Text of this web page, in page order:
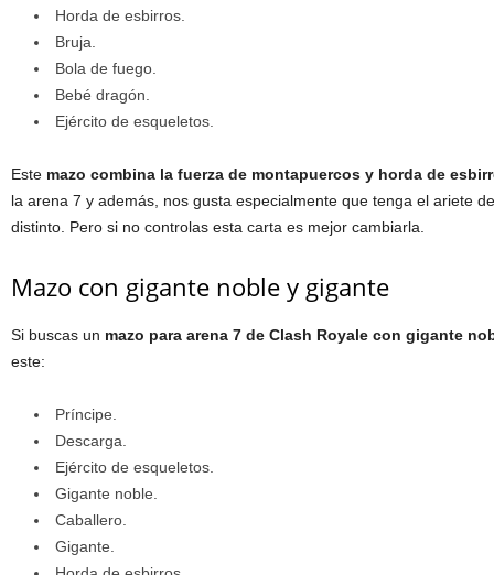
Horda de esbirros.
Bruja.
Bola de fuego.
Bebé dragón.
Ejército de esqueletos.
Este mazo combina la fuerza de montapuercos y horda de
la arena 7 y además, nos gusta especialmente que tenga el ariete
distinto. Pero si no controlas esta carta es mejor cambiarla.
Mazo con gigante noble y gigante
Si buscas un mazo para arena 7 de Clash Royale con gigante
este:
Príncipe.
Descarga.
Ejército de esqueletos.
Gigante noble.
Caballero.
Gigante.